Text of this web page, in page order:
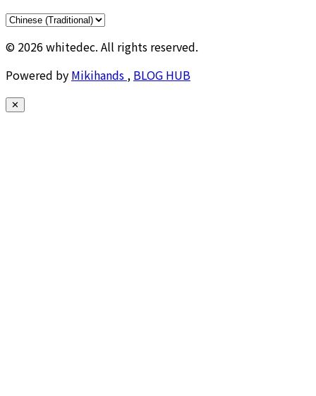
© 2026 whitedec. All rights reserved.
Powered by Mikihands , BLOG HUB
✕